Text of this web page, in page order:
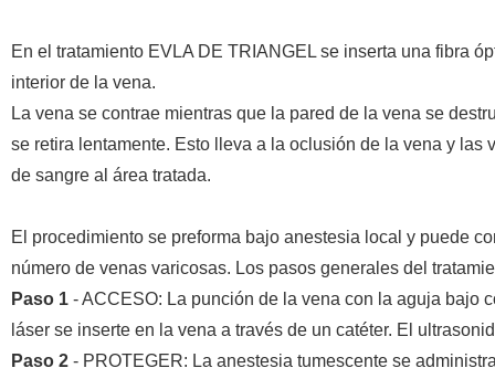
En el tratamiento EVLA DE TRIANGEL se inserta una fibra
interior de la vena.
La vena se contrae mientras que la pared de la vena se
se retira lentamente. Esto lleva a la oclusión de la vena y
de sangre al área tratada.
El procedimiento se preforma bajo anestesia local y puede
número de venas varicosas. Los pasos generales del
Paso 1- ACCESO: La punción de la vena con la aguja bajo
láser se inserte en la vena a través de un catéter. El
Paso 2- PROTEGER: La anestesia tumescente se